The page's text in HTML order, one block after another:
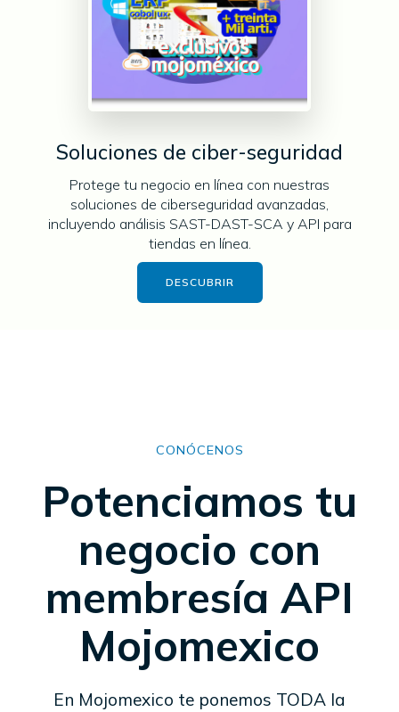
Soluciones de ciber-seguridad
Protege tu negocio en línea con nuestras
soluciones de ciberseguridad avanzadas,
incluyendo análisis SAST-DAST-SCA y API para
tiendas en línea.
DESCUBRIR
CONÓCENOS
Potenciamos tu
negocio con
membresía API
Mojomexico
En Mojomexico te ponemos TODA la